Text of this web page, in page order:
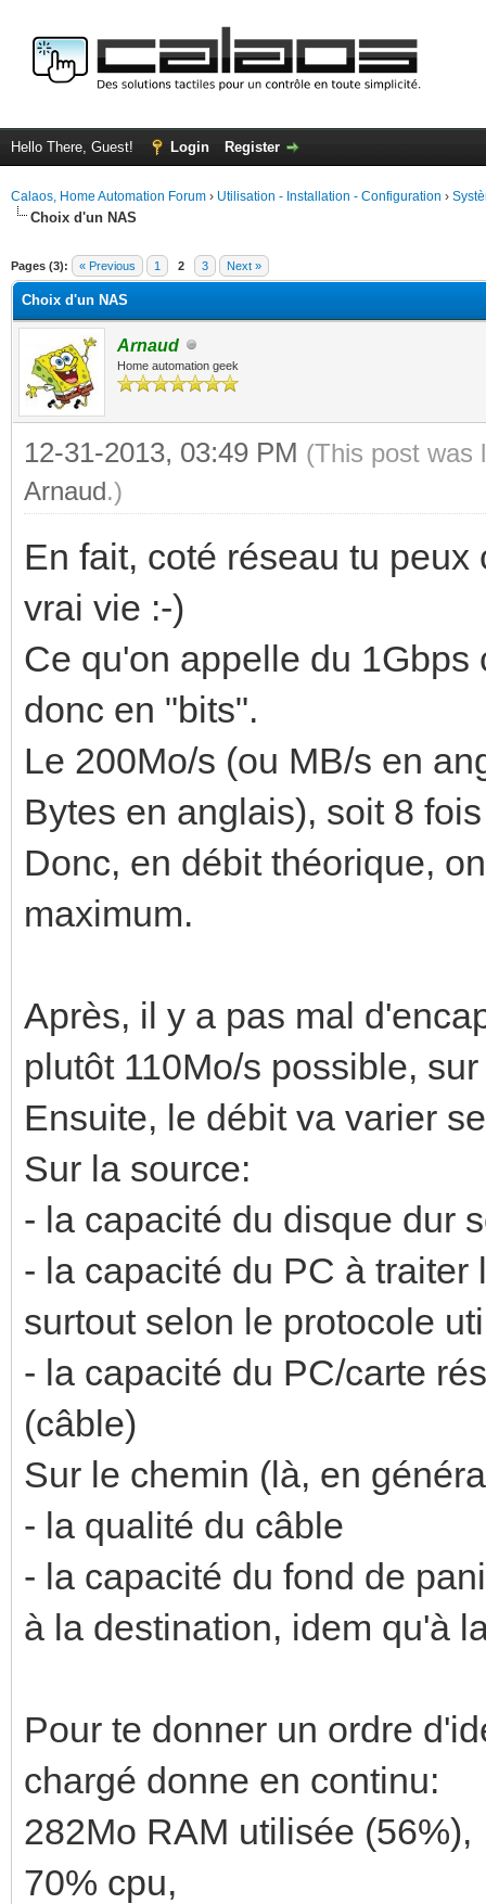
Hello There, Guest! Login Register
Calaos, Home Automation Forum › Utilisation - Installation - Configuration ›
Choix d'un NAS
Pages (3): « Previous 1 2 3 Next »
Choix d'un NAS
Arnaud
Home automation geek
12-31-2013, 03:49 PM (This post was
Arnaud.)
En fait, coté réseau tu
vrai vie :-)
Ce qu'on appelle du
donc en "bits".
Le 200Mo/s (ou MB/s en
Bytes en anglais), soit 8
Donc, en débit théorique,
maximum.
Après, il y a pas mal
plutôt 110Mo/s possible,
Ensuite, le débit va varier
Sur la source:
- la capacité du disque dur
- la capacité du PC à
surtout selon le protocole
- la capacité du PC/carte
(câble)
Sur le chemin (là, en
- la qualité du câble
- la capacité du fond de
à la destination, idem qu'à
Pour te donner un ordre
chargé donne en continu:
282Mo RAM utilisée (56%),
70% cpu,